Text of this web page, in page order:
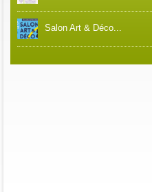
Salon Art & Déco...